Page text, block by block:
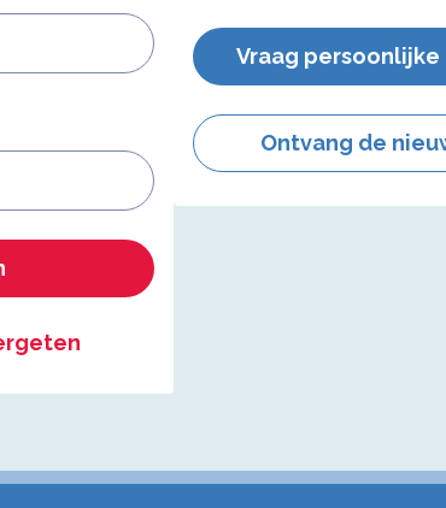
Vraag persoonlijke
Ontvang de